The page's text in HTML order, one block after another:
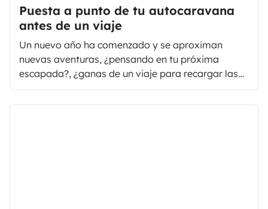
Puesta a punto de tu autocaravana
antes de un viaje
Un nuevo año ha comenzado y se aproximan
nuevas aventuras, ¿pensando en tu próxima
escapada?, ¿ganas de un viaje para recargar las
pilas después de las fiestas? Si decides alquilar
una autocaravana o furgoneta camper o poner tu